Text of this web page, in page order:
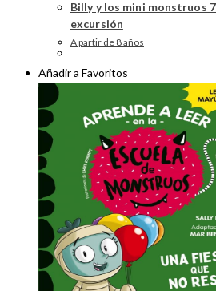
Billy y los mini monstruos
excursión
A partir de 8 años
Añadir a Favoritos